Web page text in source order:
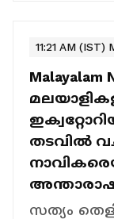
11:21 AM (IST)
Malayalam
തടവിൽ
സത്യം